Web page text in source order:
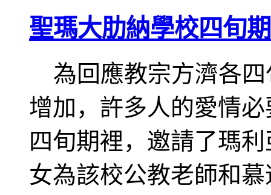
聖瑪大肋納學校四旬
為回應教宗方濟各四
增加，許多人的愛情
四旬期裡，邀請了瑪
女為該校公教老師和